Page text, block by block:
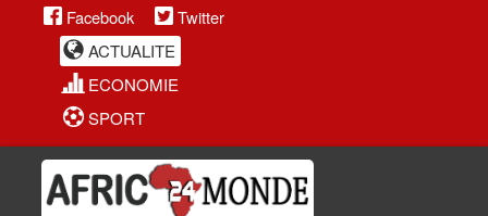
Facebook
Twitter
ACTUALITE
ECONOMIE
SPORT